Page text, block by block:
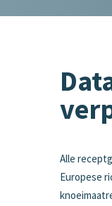
Alle
Europese